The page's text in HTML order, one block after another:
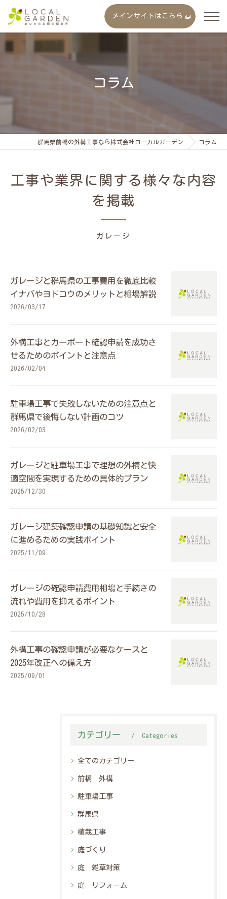
メインサイトはこちら
コラム
群馬県前橋の外構工事なら株式会社ローカルガーデン コラム
工事や業界に関する様々な内容
を掲載
ガレージ
ガレージと群馬県の工事費用を徹底比較
イナバやヨドコウのメリットと相場解説
2026/03/17
外構工事とカーポート確認申請を成功さ
せるためのポイントと注意点
2026/02/04
駐車場工事で失敗しないための注意点と
群馬県で後悔しない計画のコツ
2026/02/03
ガレージと駐車場工事で理想の外構と快
適空間を実現するための具体的プラン
2025/12/30
ガレージ建築確認申請の基礎知識と安全
に進めるための実践ポイント
2025/11/09
ガレージの確認申請費用相場と手続きの
流れや費用を抑えるポイント
2025/10/28
外構工事の確認申請が必要なケースと
2025年改正への備え方
2025/09/01
カテゴリー Categories
全てのカテゴリー
前橋 外構
駐車場工事
群馬県
植栽工事
庭づくり
庭 雑草対策
庭 リフォーム